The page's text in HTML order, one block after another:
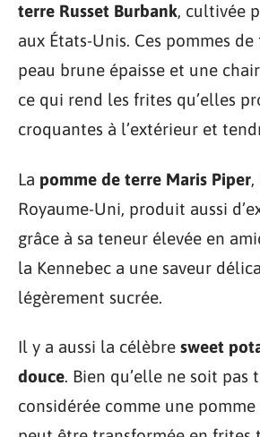
terre Russet Burbank, cultivée
aux États-Unis. Ces pommes
peau brune épaisse et une
ce qui rend les frites qu’elles
croquantes à l’extérieur et
La pomme de terre Maris Piper,
Royaume-Uni, produit aussi
grâce à sa teneur élevée en
la Kennebec a une saveur
légèrement sucrée.
Il y a aussi la célèbre sweet
douce. Bien qu’elle ne soit pas
considérée comme une